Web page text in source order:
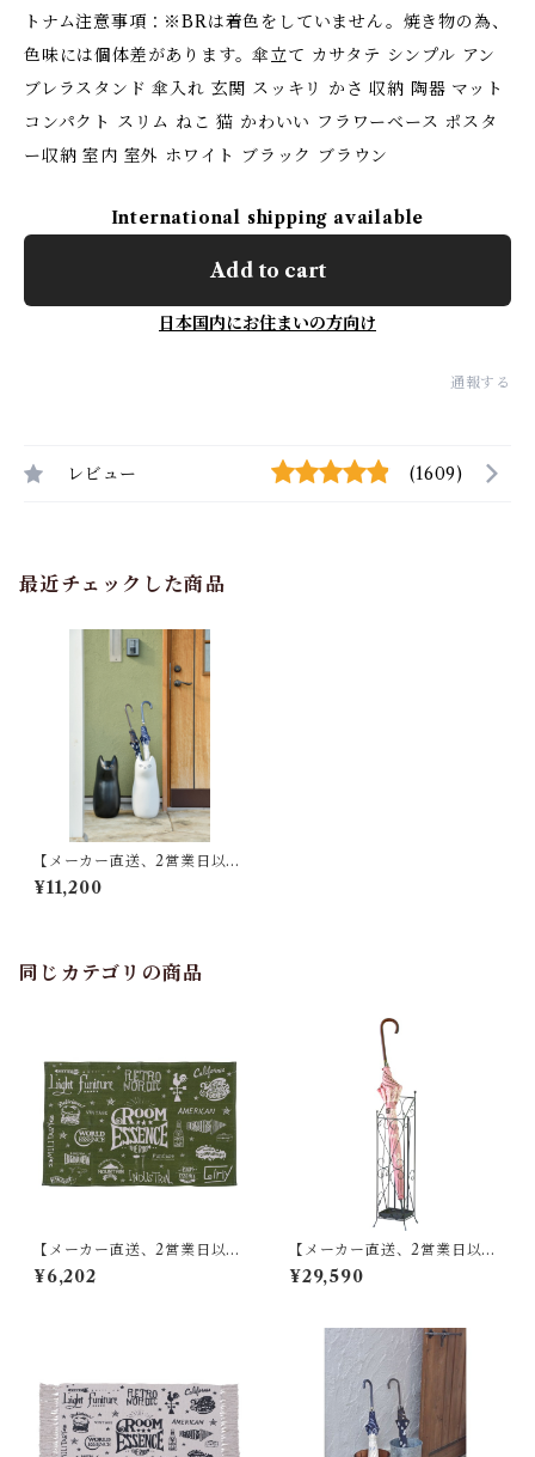
トナム注意事項：※BRは着色をしていません。焼き物の為、
色味には個体差があります。傘立て カサタテ シンプル アン
ブレラスタンド 傘入れ 玄関 スッキリ かさ 収納 陶器 マット
コンパクト スリム ねこ 猫 かわいい フラワーベース ポスタ
ー収納 室内 室外 ホワイト ブラック ブラウン
International shipping available
Add to cart
日本国内にお住まいの方向け
通報する
レビュー (1609)
最近チェックした商品
【メーカー直送、2営業日以内
に発送】東谷 猫 傘たて 約W1
9×D19×H45 ブラック/ブラウ
¥11,200
同じカテゴリの商品
【メーカー直送、2営業日以内
に発送】東谷 ラグ W90×D13
0 グリーン TTR-141
¥6,202
【メーカー直送、2営業日以内
に発送】【8個セット】 東谷
傘立て W13.5×D15×H60 ブラ
¥29,590